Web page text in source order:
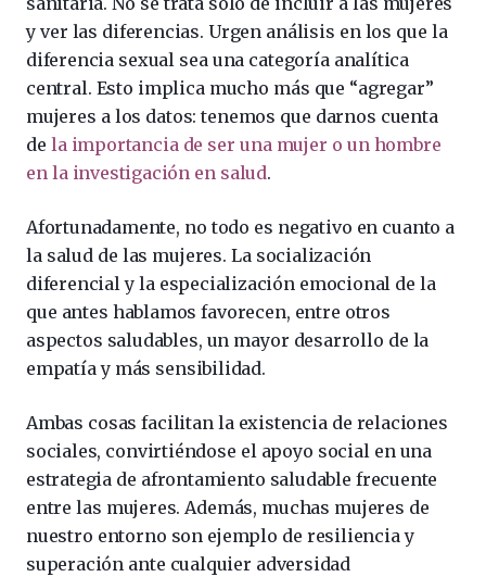
y ver las diferencias. Urgen análisis en los que la
diferencia sexual sea una categoría analítica
central. Esto implica mucho más que “agregar”
mujeres a los datos: tenemos que darnos cuenta
de la importancia de ser una mujer o un hombre
en la investigación en salud.
Afortunadamente, no todo es negativo en cuanto a
la salud de las mujeres. La socialización
diferencial y la especialización emocional de la
que antes hablamos favorecen, entre otros
aspectos saludables, un mayor desarrollo de la
empatía y más sensibilidad.
Ambas cosas facilitan la existencia de relaciones
sociales, convirtiéndose el apoyo social en una
estrategia de afrontamiento saludable frecuente
entre las mujeres. Además, muchas mujeres de
nuestro entorno son ejemplo de resiliencia y
superación ante cualquier adversidad